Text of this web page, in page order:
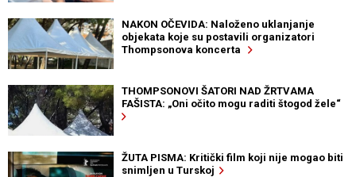
NAKON OČEVIDA: Naloženo uklanjanje
objekata koje su postavili organizatori
Thompsonova koncerta
THOMPSONOVI ŠATORI NAD ŽRTVAMA
FAŠISTA: „Oni očito mogu raditi štogod žele“
ŽUTA PISMA: Kritički film koji nije mogao biti
snimljen u Turskoj